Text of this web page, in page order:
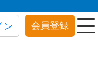
ン 会員登録